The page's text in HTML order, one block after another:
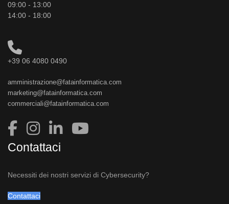
09:00 - 13:00
14:00 - 18:00
+39 06 4080 0490
amministrazione@fatainformatica.com
marketing@fatainformatica.com
commerciali@fatainformatica.com
Contattaci
Necessiti dei nostri servizi di Cybersecurity?
Contattaci